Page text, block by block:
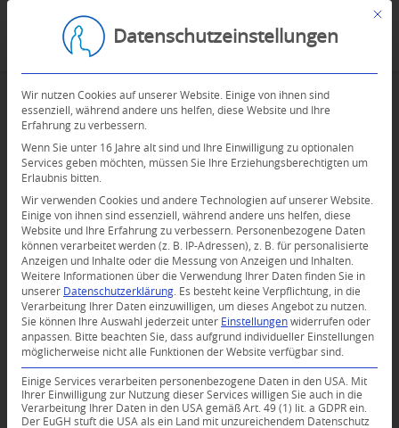
0
KOMMENTARE
Dein Kommentar
An Diskussion beteiligen?
Hinterlassen Sie uns Ihren Kommentar!
Mit
Datenschutzeinstellungen
Wir nutzen Cookies auf unserer Website. Einige von ihnen sind
essenziell, während andere uns helfen, diese Website und Ihre
Erfahrung zu verbessern.
Wenn Sie unter 16 Jahre alt sind und Ihre Einwilligung zu optionalen
Services geben möchten, müssen Sie Ihre Erziehungsberechtigten um
Erlaubnis bitten.
Wir verwenden Cookies und andere Technologien auf unserer Website.
Einige von ihnen sind essenziell, während andere uns helfen, diese
Website und Ihre Erfahrung zu verbessern.
Personenbezogene Daten
können verarbeitet werden (z. B. IP-Adressen), z. B. für personalisierte
Anzeigen und Inhalte oder die Messung von Anzeigen und Inhalten.
Weitere Informationen über die Verwendung Ihrer Daten finden Sie in
unserer Datenschutzerklärung
Es besteht keine Verpflichtung, in die
Verarbeitung Ihrer Daten einzuwilligen, um dieses Angebot zu nutzen.
Sie können Ihre Auswahl jederzeit unter Einstellungen widerrufen oder
anpassen.
Bitte beachten Sie, dass aufgrund individueller Einstellungen
möglicherweise nicht alle Funktionen der Website verfügbar sind.
Einige Services verarbeiten personenbezogene Daten in den USA. Mit
Ihrer Einwilligung zur Nutzung dieser Services willigen Sie auch in die
Verarbeitung Ihrer Daten in den USA gemäß Art. 49 (1) lit. a GDPR ein.
Der EuGH stuft die USA als ein Land mit unzureichendem Datenschutz